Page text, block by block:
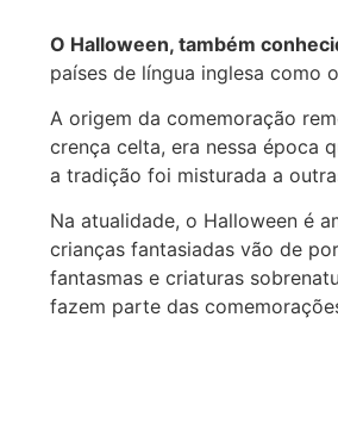
O Halloween, também
países de língua inglesa como
A origem da comemoração
crença celta, era nessa época
a tradição foi misturada a
Na atualidade, o Halloween é
crianças fantasiadas vão de
fantasmas e criaturas
fazem parte das